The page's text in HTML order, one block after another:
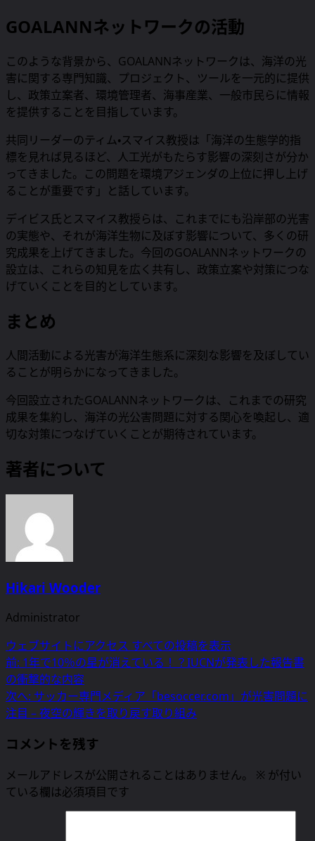
GOALANNネットワークの活動
このような背景から、GOALANNネットワークは、海洋の光
害に関する専門知識、プロジェクト、ツールを一元的に提供
し、政策立案者、環境管理者、海事産業、一般市民らに情報
を提供することを目指しています。
共同リーダーのティム・スマイス教授は「海洋の生態学的指
標を見れば見るほど、人工光がもたらす影響の深刻さが分か
ってきました。この問題を環境アジェンダの上位に押し上げ
ることが重要です」と話しています。
デイビス氏とスマイス教授らは、これまでにも沿岸部の光害
の実態や、それが海洋生物に及ぼす影響について、多くの研
究成果を上げてきました。今回のGOALANNネットワークの
設立は、これらの知見を広く共有し、政策立案や対策につな
げていくことを目的としています。
まとめ
人間活動による光害が海洋生態系に深刻な影響を及ぼしてい
ることが明らかになってきました。
今回設立されたGOALANNネットワークは、これまでの研究
成果を集約し、海洋の光公害問題に対する関心を喚起し、適
切な対策につなげていくことが期待されています。
著者について
Hikari Wooder
Administrator
ウェブサイトにアクセス すべての投稿を表示
投
稿
ナ
ビ
ー
前: 1年で10％の星が消えている！？IUCNが発表した報告書
の衝撃的な内容
次へ: サッカー専門メディア「besoccer.com」が光害問題に
注目 – 夜空の輝きを取り戻す取り組み
コメントを残す
メールアドレスが公開されることはありません。 ※ が付い
ている欄は必須項目です